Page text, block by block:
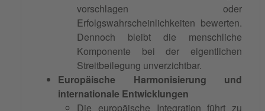
vorschlagen oder
Erfolgswahrscheinlichkeiten bewerten.
Dennoch bleibt die menschliche
Komponente bei der eigentlichen
Streitbeilegung unverzichtbar.
Europäische Harmonisierung und
internationale Entwicklungen
Die europäische Integration führt zu